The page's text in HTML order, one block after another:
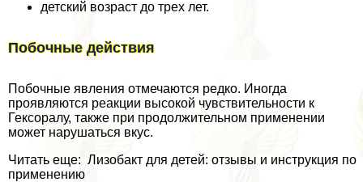
детский возраст до трех лет.
Побочные действия
Побочные явления отмечаются редко. Иногда
проявляются реакции высокой чувствительности к
Гексоралу, также при продолжительном применении
может нарушаться вкус.
Читать еще: Лизобакт для детей: отзывы и инструкция по
применению